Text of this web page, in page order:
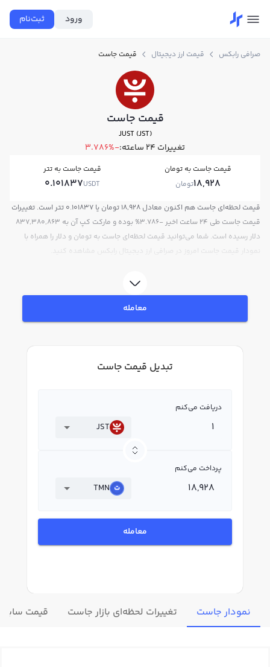
ورود ثبت‌نام
صرافی رابکس قیمت ارز دیجیتال قیمت جاست
قیمت جاست
JUST (JST)
تغییرات ۲۴ ساعته: -3.786%
قیمت جاست به تومان
18,928تومان
قیمت جاست به تتر
0.101837USDT
قیمت لحظه‌ای جاست هم اکنون معادل 18,928 تومان یا 0.101837 تتر است. تغییرات
قیمت جاست طی 24 ساعت اخیر -3.786% بوده و مارکت کپ آن به 837,380,863
دلار رسیده است. شما می‌توانید قیمت لحظه‌ای جاست به تومان و دلار را همراه با
نمودار قیمت جاست امروز در صرافی ارز دیجیتال رابکس مشاهده کنید.
معامله
تبدیل قیمت جاست
دریافت می‌کنم
JST
پرداخت می‌کنم
TMN
معامله
نمودار جاست تغییرات لحظه‌ای بازار جاست قیمت سایر